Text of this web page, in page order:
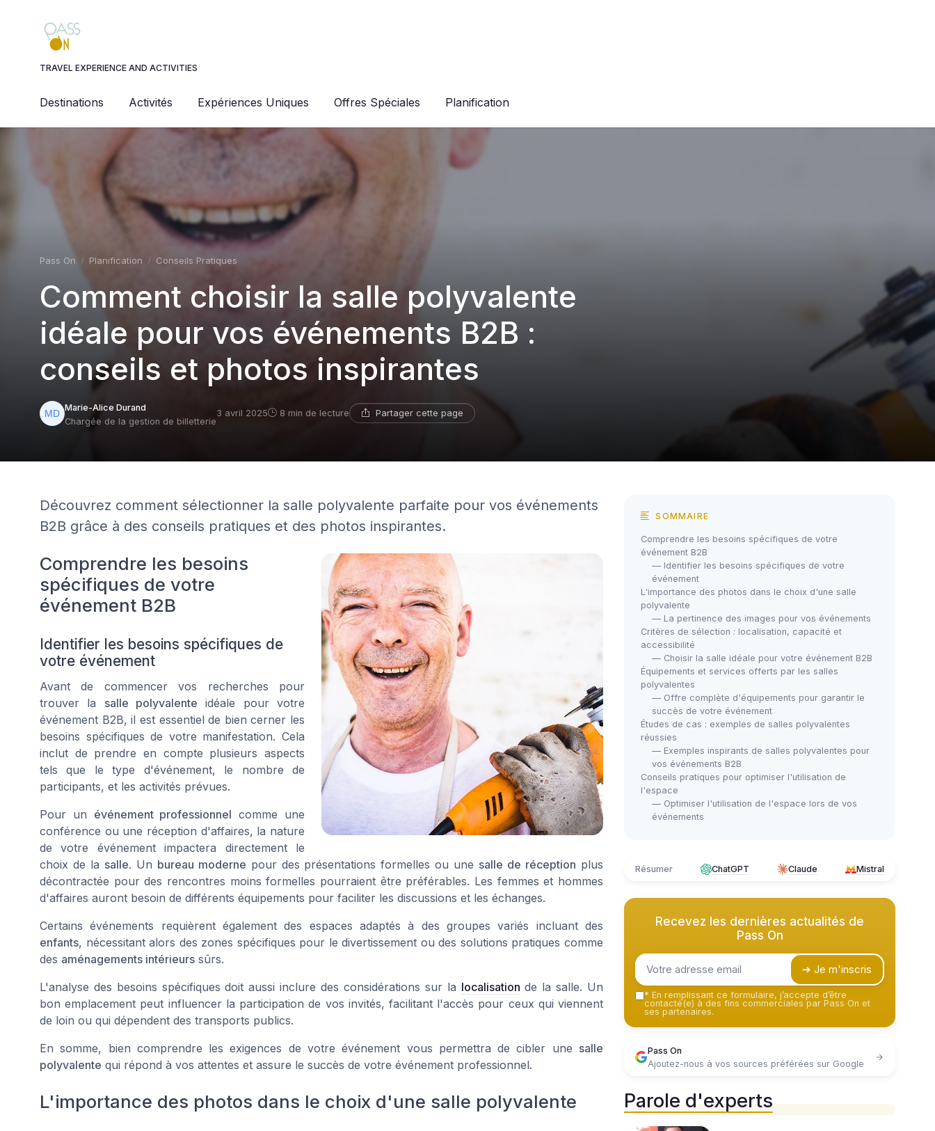
TRAVEL EXPERIENCE AND ACTIVITIES
Destinations Activités Expériences Uniques Offres Spéciales Planification
Pass On Planification Conseils Pratiques
Comment choisir la salle polyvalente
idéale pour vos événements B2B :
conseils et photos inspirantes
Marie-Alice Durand
Chargée de la gestion de billetterie
3 avril 2025 8 min de lecture Partager cette page
Découvrez comment sélectionner la salle polyvalente parfaite pour vos événements
B2B grâce à des conseils pratiques et des photos inspirantes.
Comprendre les besoins
spécifiques de votre
événement B2B
Identifier les besoins spécifiques de
votre événement
Avant de commencer vos recherches pour
trouver la salle polyvalente idéale pour votre
événement B2B, il est essentiel de bien cerner les
besoins spécifiques de votre manifestation. Cela
inclut de prendre en compte plusieurs aspects
tels que le type d'événement, le nombre de
participants, et les activités prévues.
Pour un événement professionnel comme une
conférence ou une réception d'affaires, la nature
de votre événement impactera directement le
choix de la salle. Un bureau moderne pour des présentations formelles ou une salle de réception plus
décontractée pour des rencontres moins formelles pourraient être préférables. Les femmes et hommes
d'affaires auront besoin de différents équipements pour faciliter les discussions et les échanges.
Certains événements requièrent également des espaces adaptés à des groupes variés incluant des
enfants, nécessitant alors des zones spécifiques pour le divertissement ou des solutions pratiques comme
des aménagements intérieurs sûrs.
L'analyse des besoins spécifiques doit aussi inclure des considérations sur la localisation de la salle. Un
bon emplacement peut influencer la participation de vos invités, facilitant l'accès pour ceux qui viennent
de loin ou qui dépendent des transports publics.
En somme, bien comprendre les exigences de votre événement vous permettra de cibler une salle
polyvalente qui répond à vos attentes et assure le succès de votre événement professionnel.
L'importance des photos dans le choix d'une salle polyvalente
SOMMAIRE
Comprendre les besoins spécifiques de votre
événement B2B
— Identifier les besoins spécifiques de votre
événement
L'importance des photos dans le choix d'une salle
polyvalente
— La pertinence des images pour vos événements
Critères de sélection : localisation, capacité et
accessibilité
— Choisir la salle idéale pour votre événement B2B
Équipements et services offerts par les salles
polyvalentes
— Offre complète d'équipements pour garantir le
succès de votre événement
Études de cas : exemples de salles polyvalentes
réussies
— Exemples inspirants de salles polyvalentes pour
vos événements B2B
Conseils pratiques pour optimiser l'utilisation de
l'espace
— Optimiser l'utilisation de l'espace lors de vos
événements
Résumer ChatGPT Claude Mistral
Recevez les dernières actualités de
Pass On
➔ Je m'inscris
* En remplissant ce formulaire, j’accepte d’être
contacté(e) à des fins commerciales par Pass On et
ses partenaires.
Pass On
Ajoutez-nous à vos sources préférées sur Google
Parole d'experts